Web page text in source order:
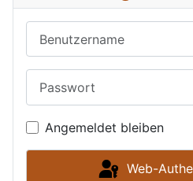
Angemeldet bleiben
Web-